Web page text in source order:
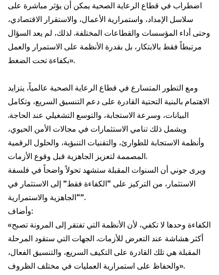
اضطراب في قطاع الرعاية الصحية يمكن أن يؤثر مباشرة على
سلاسل الإمداد، واستمرارية الأعمال، والاستقرار الاقتصادي،
وحتى أداء المؤسسات والقطاعات المختلفة. لذلك، لم يعد السؤال
مرتبطاً فقط بالابتكار، بل بقدرة الأنظمة على الاستمرار والعمل
بكفاءة تحت الضغط».
ومع التطور المتسارع في قطاع الرعاية الصحية عالمياً، يتزايد
الاهتمام بالبنية التحتية القادرة على دعم التنسيق السريع، وتكامل
البيانات، وسرعة الاستجابة، والتوسع التشغيلي عند الحاجة.
ويشمل ذلك تنامي الاستثمارات في مجالات الأمن الحيوي،
وأنظمة الاستجابة للطوارئ، والتقنيات التنبؤية، والحلول الرقمية
المصممة لتعزيز الجاهزية قبل وقوع الأزمات.
ويرى جوني أن السنوات المقبلة ستشهد تحولاً واضحاً في فلسفة
الاستثمار، من التركيز على “الكفاءة فقط” إلى الاستثمار في
“الجاهزية والاستمرارية”.
وأضاف:
«الكفاءة وحدها لا تكفي، لأن الأنظمة التي تفتقر إلى المرونة تصبح
أكثر هشاشة عند التعرض للأزمات. الجهات التي ستقود المرحلة
المقبلة هي تلك القادرة على التكيف السريع، والتنسيق الفعال،
والحفاظ على استمرارية العمليات في مختلف الظروف».